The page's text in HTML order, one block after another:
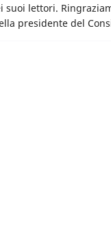
suoi lettori.
presidente del